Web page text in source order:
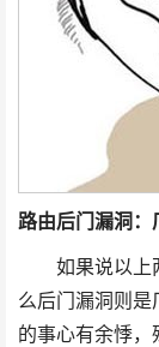
路由后门漏洞：
如果说以上两
么后门漏洞则是
的事心有余悸，